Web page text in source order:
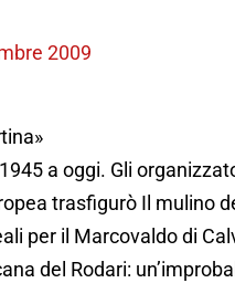
2009
a oggi. Gli
trasfigurò Il mulino
per il Marcovaldo di
del Rodari: